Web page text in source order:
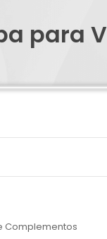
para
Complementos